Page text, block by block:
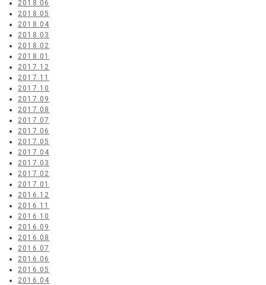
2018.06
2018.05
2018.04
2018.03
2018.02
2018.01
2017.12
2017.11
2017.10
2017.09
2017.08
2017.07
2017.06
2017.05
2017.04
2017.03
2017.02
2017.01
2016.12
2016.11
2016.10
2016.09
2016.08
2016.07
2016.06
2016.05
2016.04